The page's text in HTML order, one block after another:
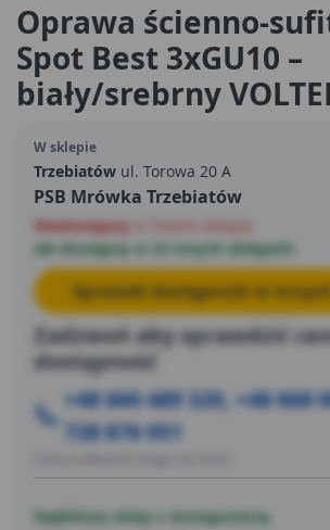
Oprawa ścienno-
Spot Best 3xGU10 –
biały/srebrny
W sklepie
Trzebiatów ul. Torowa 20 A
PSB Mrówka Trzebiatów
Niedostępny
ale dostępny w 23 innych sklepach
Sprawdź dostępność w
Zadzwoń aby sprawdzić
dostępność
+48 660 489 320, +48 668
728 876 951
Najbliższy sklep z dostępnością